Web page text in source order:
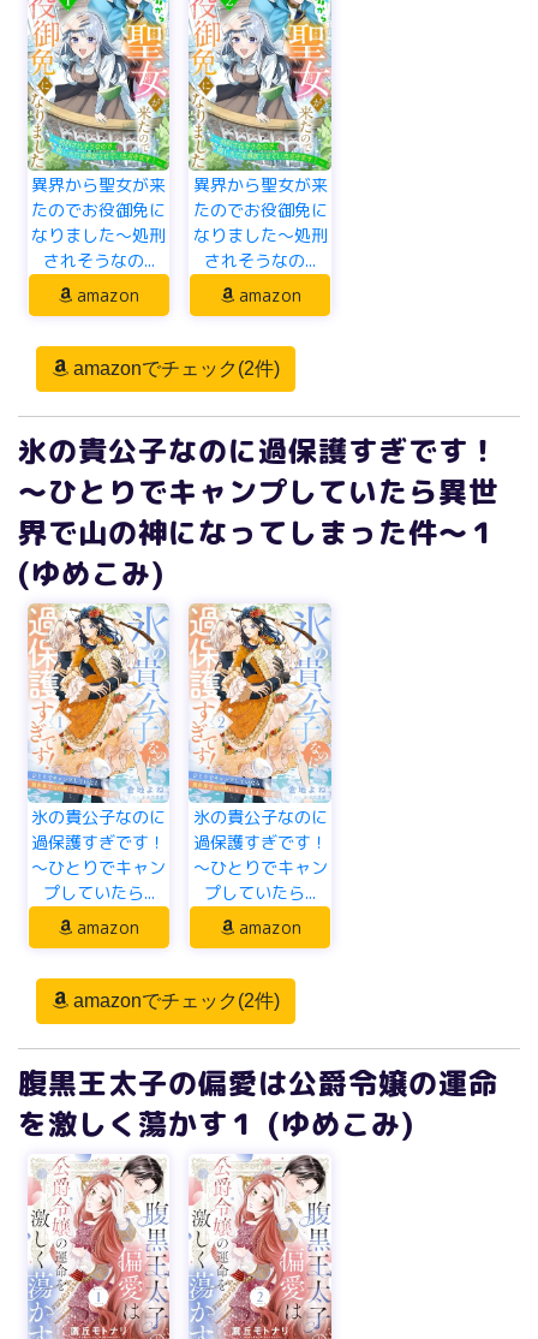
異界から聖女が来
たのでお役御免に
なりました～処刑
されそうなの...
amazon
異界から聖女が来
たのでお役御免に
なりました～処刑
されそうなの...
amazon
amazonでチェック(2件)
氷の貴公子なのに過保護すぎです！
～ひとりでキャンプしていたら異世
界で山の神になってしまった件～１
(ゆめこみ)
氷の貴公子なのに
過保護すぎです！
～ひとりでキャン
プしていたら...
amazon
氷の貴公子なのに
過保護すぎです！
～ひとりでキャン
プしていたら...
amazon
amazonでチェック(2件)
腹黒王太子の偏愛は公爵令嬢の運命
を激しく蕩かす１ (ゆめこみ)